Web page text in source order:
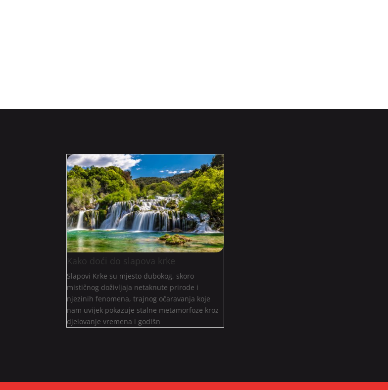
Kako doći do slapova krke
Slapovi Krke su mjesto dubokog, skoro
mističnog doživljaja netaknute prirode i
njezinih fenomena, trajnog očaravanja koje
nam uvijek pokazuje stalne metamorfoze kroz
djelovanje vremena i godišn